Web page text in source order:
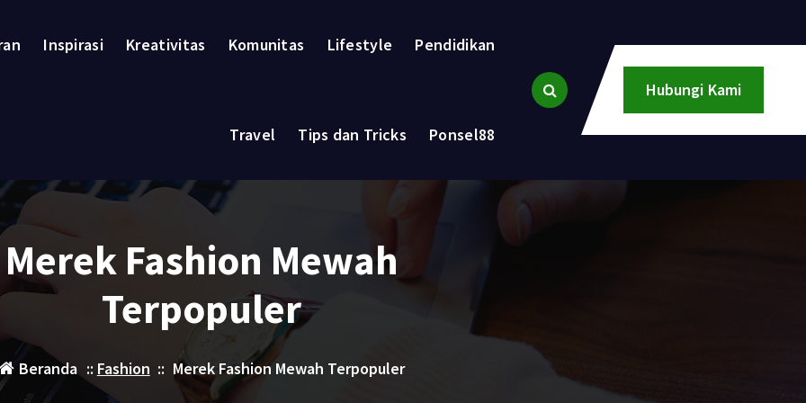
Inspirasi Kreativitas Komunitas Lifestyle Pendidikan
Travel Tips dan Tricks Ponsel88
Hubungi Kami
Merek Fashion Mewah
Terpopuler
Beranda :: Fashion :: Merek Fashion Mewah Terpopuler